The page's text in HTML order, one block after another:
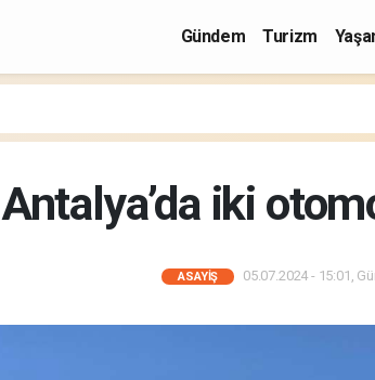
Gündem Turizm
Antalya’da iki
ASAYIŞ 05.07.2024 - 15:01,